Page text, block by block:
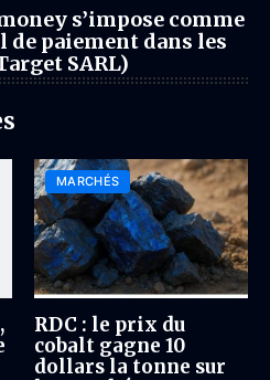
s’impose comme
paiement dans les
SARL)
MARCHÉS
RDC : le prix du
cobalt gagne 10
dollars la tonne sur